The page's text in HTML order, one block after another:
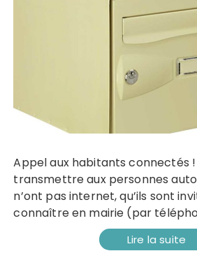
Appel aux habitants connectés ! Merci de
transmettre aux personnes
n’ont pas internet, qu’ils sont
connaître en mairie (par
Lire la suite